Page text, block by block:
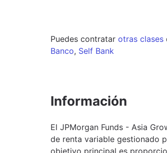
Puedes contratar otras clases
Banco, Self Bank
Información
El JPMorgan Funds - Asia
de renta variable gestionado
objetivo principal es